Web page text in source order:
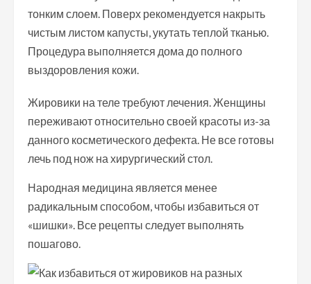
тонким слоем. Поверх рекомендуется накрыть
чистым листом капусты, укутать теплой тканью.
Процедура выполняется дома до полного
выздоровления кожи.
Жировики на теле требуют лечения. Женщины
переживают относительно своей красоты из-за
данного косметического дефекта. Не все готовы
лечь под нож на хирургический стол.
Народная медицина является менее
радикальным способом, чтобы избавиться от
«шишки». Все рецепты следует выполнять
пошагово.